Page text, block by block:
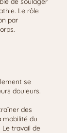
Le rôle
par
se
douleurs.
des
mobilité du
travail de